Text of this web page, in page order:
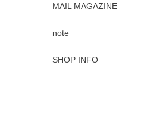
MAIL MAGAZINE
note
SHOP INFO